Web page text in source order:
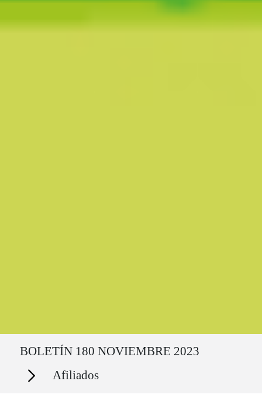
BOLETÍN 180 NOVIEMBRE 2023
Secciones Afiliados